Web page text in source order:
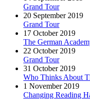
Grand Tour
20 September 2019
Grand Tour
17 October 2019
The German
22 October 2019
Grand Tour
31 October 2019
Who Thinks About
1 November 2019
Changing Reading